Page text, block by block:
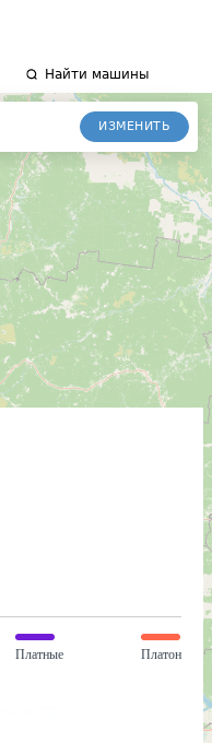
Найти машины
ИЗМЕНИТЬ
Платные Платон